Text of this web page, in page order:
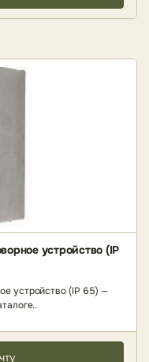
устройство (IP
устройство (IP 65) —